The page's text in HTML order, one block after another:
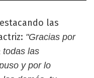
las
"Gracias por
todas las
y por lo